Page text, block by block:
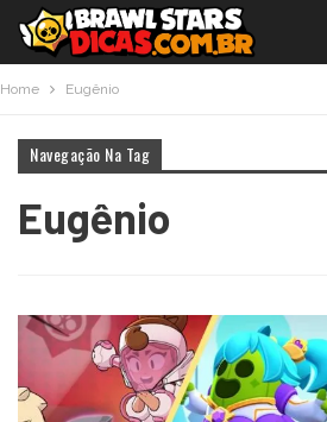
Home Eugênio
Navegação Na Tag
Eugênio